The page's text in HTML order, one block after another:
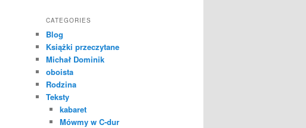
CATEGORIES
Blog
Książki przeczytane
Michał Dominik
oboista
Rodzina
Teksty
kabaret
Mówmy w C-dur